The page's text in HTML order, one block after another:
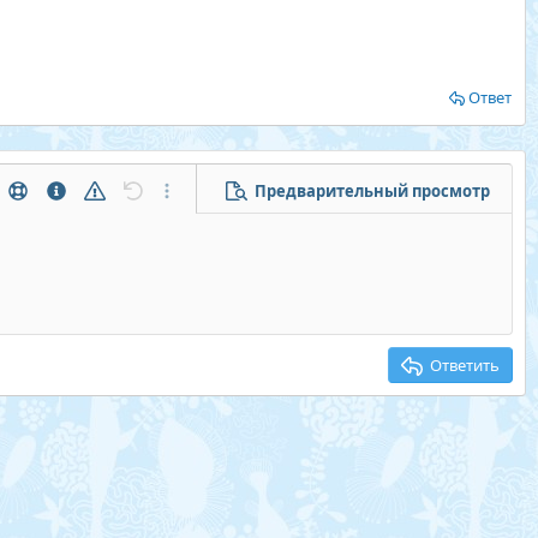
Ответ
ПомощьИнформация
Предупреждение
ОтменитьДополнительные параметры...
Предварительный просмотр
Ответить